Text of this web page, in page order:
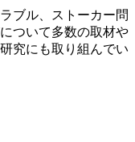
ブル、ストーカー問
ついて多数の取材や
究にも取り組んでい